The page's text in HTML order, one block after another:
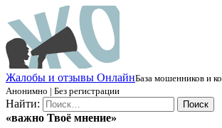
Жалобы и отзывы ОнлайнБаза мошенников и
Анонимно | Без регистрации
Найти:
«важно Твоё мнение»